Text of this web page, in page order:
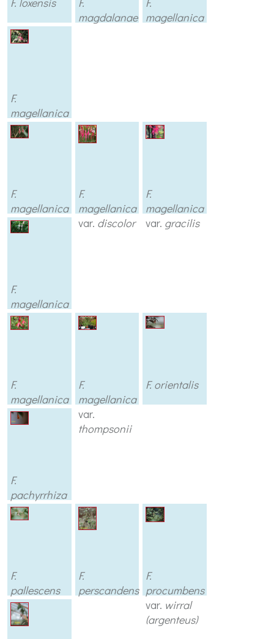
magdalanae
magellanica
F.
magellanica
var.
F.
magellanica
var.
F.
magellanica
var. discolor
F.
magellanica
var. gracilis
F.
magellanica
var.
(alba)
F.
magellanica
var.
F.
magellanica
var.
thompsonii
F. orientalis
F.
pachyrrhiza
F.
pallescens
F.
perscandens
F.
procumbens
var. wirral
(argenteus)